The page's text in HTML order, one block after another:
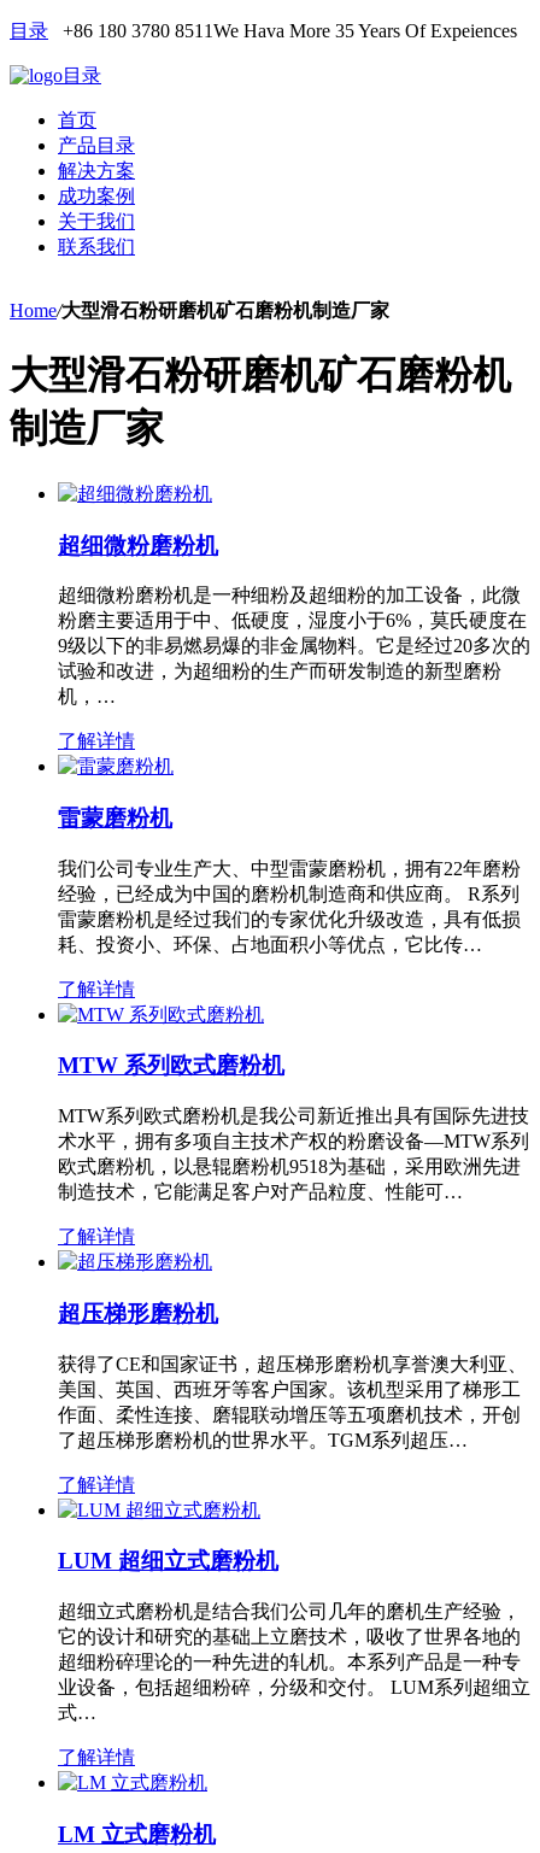
目录 +86 180 3780 8511We Hava More 35 Years Of Expeiences
目录
首页
产品目录
解决方案
成功案例
关于我们
联系我们
Home/大型滑石粉研磨机矿石磨粉机制造厂家
大型滑石粉研磨机矿石磨粉机
制造厂家
超细微粉磨粉机
超细微粉磨粉机是一种细粉及超细粉的加工设备，此微
粉磨主要适用于中、低硬度，湿度小于6%，莫氏硬度在
9级以下的非易燃易爆的非金属物料。它是经过20多次的
试验和改进，为超细粉的生产而研发制造的新型磨粉
机，…
了解详情
雷蒙磨粉机
我们公司专业生产大、中型雷蒙磨粉机，拥有22年磨粉
经验，已经成为中国的磨粉机制造商和供应商。 R系列
雷蒙磨粉机是经过我们的专家优化升级改造，具有低损
耗、投资小、环保、占地面积小等优点，它比传…
了解详情
MTW 系列欧式磨粉机
MTW系列欧式磨粉机是我公司新近推出具有国际先进技
术水平，拥有多项自主技术产权的粉磨设备—MTW系列
欧式磨粉机，以悬辊磨粉机9518为基础，采用欧洲先进
制造技术，它能满足客户对产品粒度、性能可…
了解详情
超压梯形磨粉机
获得了CE和国家证书，超压梯形磨粉机享誉澳大利亚、
美国、英国、西班牙等客户国家。该机型采用了梯形工
作面、柔性连接、磨辊联动增压等五项磨机技术，开创
了超压梯形磨粉机的世界水平。TGM系列超压…
了解详情
LUM 超细立式磨粉机
超细立式磨粉机是结合我们公司几年的磨机生产经验，
它的设计和研究的基础上立磨技术，吸收了世界各地的
超细粉碎理论的一种先进的轧机。本系列产品是一种专
业设备，包括超细粉碎，分级和交付。 LUM系列超细立
式…
了解详情
LM 立式磨粉机